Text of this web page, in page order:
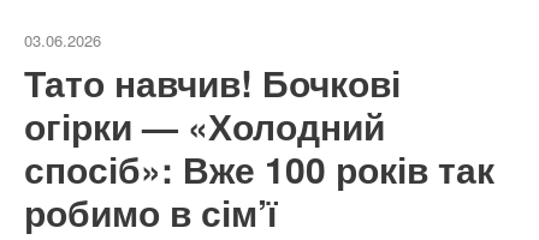
03.06.2026
Тато навчив! Бочкові
огірки — «Холодний
спосіб»: Вже 100 років так
робимо в сім’ї